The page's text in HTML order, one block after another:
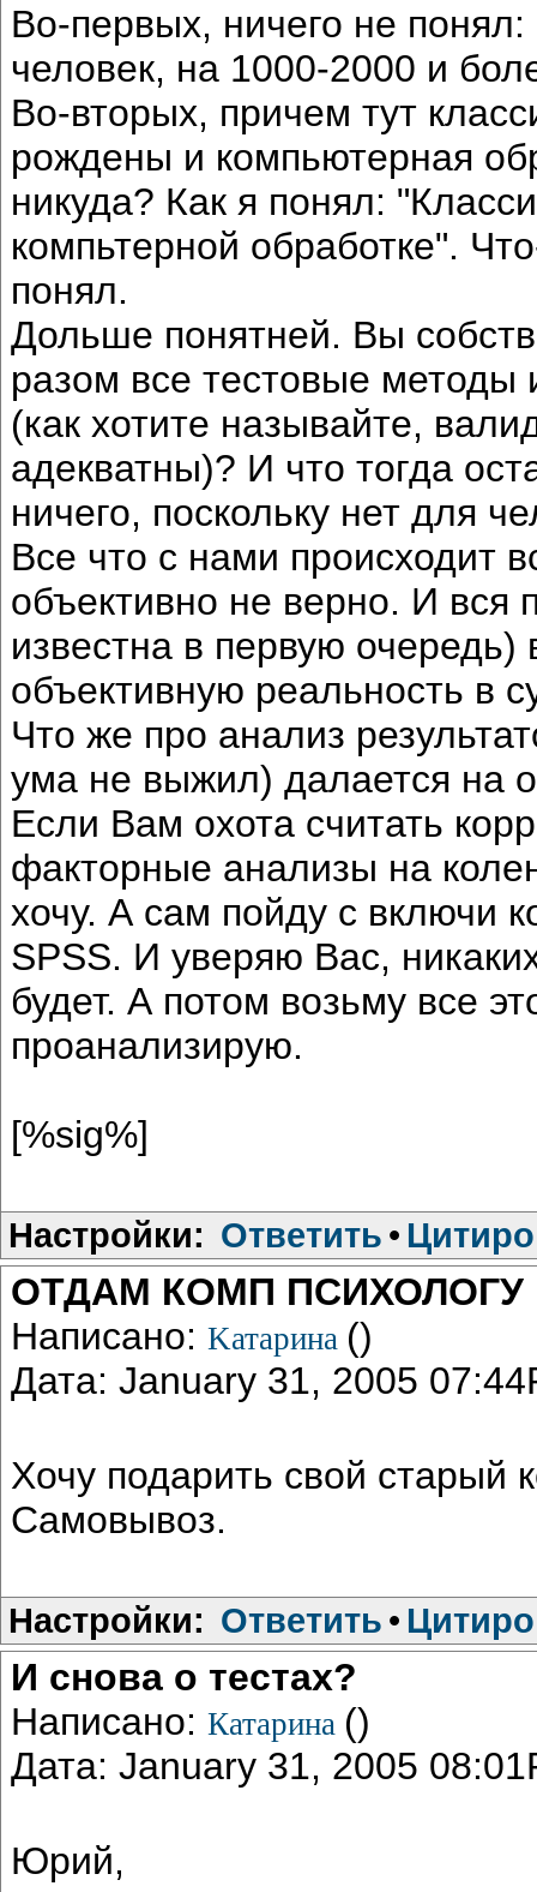
Во-первых, ничего не
человек, на 1000-2000 и
Во-вторых, причем тут
рождены и компьютерная
никуда? Как я понял:
компьтерной обработке".
понял.
Дольше понятней. Вы
разом все тестовые методы
(как хотите называйте,
адекватны)? И что тогда
ничего, поскольку нет для
Все что с нами происходит
объективно не верно. И вся
известна в первую очередь)
объективную реальность в
Что же про анализ
ума не выжил) далается на
Если Вам охота считать
факторные анализы на
хочу. А сам пойду с включи
SPSS. И уверяю Вас,
будет. А потом возьму все
проанализирую.
[%sig%]
Настройки: Ответить •
ОТДАМ КОМП ПСИХОЛОГУ
Написано: Kатарина ()
Дата: January 31, 2005
Хочу подарить свой старый
Самовывоз.
Настройки: Ответить •
И снова о тестах?
Написано: Катарина ()
Дата: January 31, 2005
Юрий,